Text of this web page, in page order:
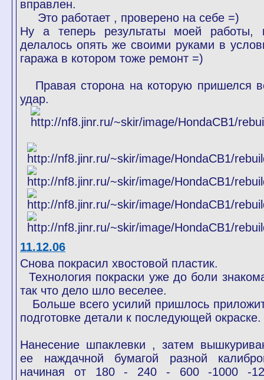
вправлен.
Это работает , проверено на себе =)
Ну а теперь результаты моей работы,
делалось опять же своими руками в
гаража в котором тоже ремонт =)
Правая сторона на которую пришелся
удар.
11.12.06
Снова покрасил хвостовой пластик.
Технология покраски уже до боли
так что дело шло веселее.
Больше всего усилий пришлось
подготовке детали к последующей окраске.
Нанесение шпаклевки , затем
ее наждачной бумагой разной
начиная от 180 - 240 - 600 -1000 -